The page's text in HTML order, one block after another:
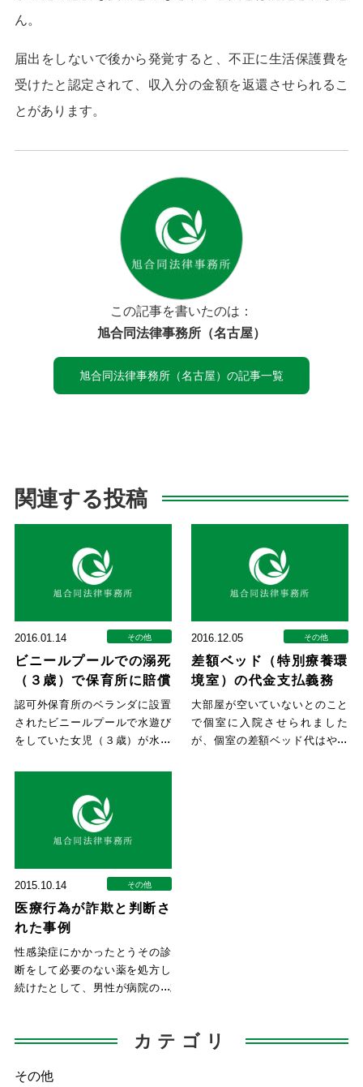
ん。
届出をしないで後から発覚すると、不正に生活保護費を
受けたと認定されて、収入分の金額を返還させられるこ
とがあります。
この記事を書いたのは：
旭合同法律事務所（名古屋）
旭合同法律事務所（名古屋）の記事一覧
関連する投稿
2016.01.14 その他
ビニールプールでの溺死
（３歳）で保育所に賠償
責任
認可外保育所のベランダに設置
されたビニールプールで水遊び
をしていた女児（３歳）が水遊
2016.12.05 その他
差額ベッド（特別療養環
境室）の代金支払義務
大部屋が空いていないとのこと
で個室に入院させられました
が、個室の差額ベッド代はやは
2015.10.14 その他
医療行為が詐欺と判断さ
れた事例
性感染症にかかったとうその診
断をして必要のない薬を処方し
続けたとして、男性が病院の院
カテゴリ
その他